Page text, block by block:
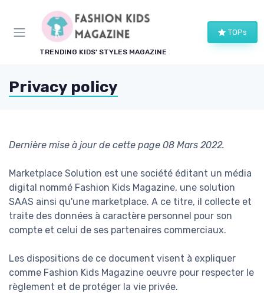
TRENDING KIDS' STYLES MAGAZINE
TOPs
Privacy policy
Dernière mise à jour de cette page 08 Mars 2022.
Marketplace Solution est une société éditant un média
digital nommé Fashion Kids Magazine, une solution
SAAS ainsi qu'une marketplace. A ce titre, il collecte et
traite des données à caractère personnel pour son
compte et celui de ses partenaires commerciaux.
Les dispositions de ce document visent à expliquer
comme Fashion Kids Magazine oeuvre pour respecter le
règlement et de protéger la vie privée.